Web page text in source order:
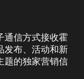
通信方式接收霍
发布、活动和新
题的独家营销信